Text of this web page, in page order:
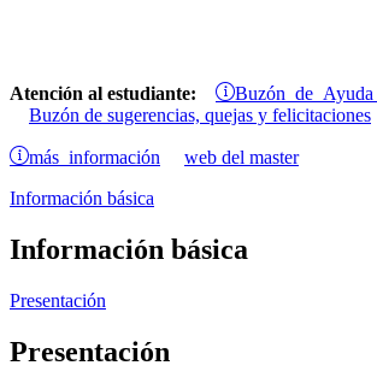
Atención al estudiante: Buzón de
Buzón de sugerencias, quejas y felicitaciones
más información
web del master
Información básica
Información básica
Presentación
Presentación